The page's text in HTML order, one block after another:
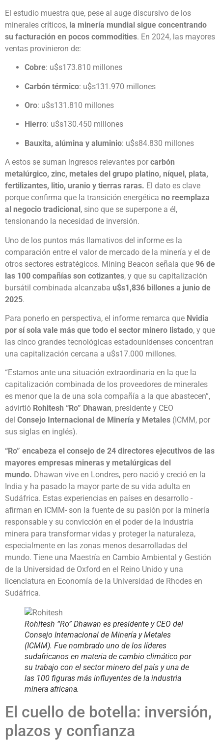
El estudio muestra que, pese al auge discursivo de los
minerales críticos, la minería mundial sigue concentrando
su facturación en pocos commodities. En 2024, las mayores
ventas provinieron de:
Cobre: u$s173.810 millones
Carbón térmico: u$s131.970 millones
Oro: u$s131.810 millones
Hierro: u$s130.450 millones
Bauxita, alúmina y aluminio: u$s84.830 millones
A estos se suman ingresos relevantes por carbón
metalúrgico, zinc, metales del grupo platino, níquel, plata,
fertilizantes, litio, uranio y tierras raras. El dato es clave
porque confirma que la transición energética no reemplaza
al negocio tradicional, sino que se superpone a él,
tensionando la necesidad de inversión.
Uno de los puntos más llamativos del informe es la
comparación entre el valor de mercado de la minería y el de
otros sectores estratégicos. Mining Beacon señala que 96 de
las 100 compañías son cotizantes, y que su capitalización
bursátil combinada alcanzaba u$s1,836 billones a junio de
2025.
Para ponerlo en perspectiva, el informe remarca que Nvidia
por sí sola vale más que todo el sector minero listado, y que
las cinco grandes tecnológicas estadounidenses concentran
una capitalización cercana a u$s17.000 millones.
“Estamos ante una situación extraordinaria en la que la
capitalización combinada de los proveedores de minerales
es menor que la de una sola compañía a la que abastecen”,
advirtió Rohitesh “Ro” Dhawan, presidente y CEO
del Consejo Internacional de Minería y Metales (ICMM, por
sus siglas en inglés).
“Ro” encabeza el consejo de 24 directores ejecutivos de las
mayores empresas mineras y metalúrgicas del
mundo. Dhawan vive en Londres, pero nació y creció en la
India y ha pasado la mayor parte de su vida adulta en
Sudáfrica. Estas experiencias en países en desarrollo -
afirman en ICMM- son la fuente de su pasión por la minería
responsable y su convicción en el poder de la industria
minera para transformar vidas y proteger la naturaleza,
especialmente en las zonas menos desarrolladas del
mundo. Tiene una Maestría en Cambio Ambiental y Gestión
de la Universidad de Oxford en el Reino Unido y una
licenciatura en Economía de la Universidad de Rhodes en
Sudáfrica.
Rohitesh “Ro” Dhawan es presidente y CEO del
Consejo Internacional de Minería y Metales
(ICMM). Fue nombrado uno de los líderes
sudafricanos en materia de cambio climático por
su trabajo con el sector minero del país y una de
las 100 figuras más influyentes de la industria
minera africana.
El cuello de botella: inversión,
plazos y confianza